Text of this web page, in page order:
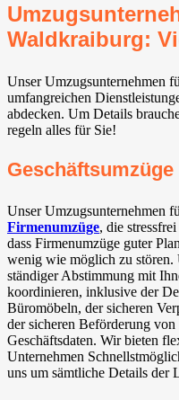
Waldkraiburg:
Unser Umzugsunternehmen
umfangreichen
abdecken. Um Details
regeln alles für Sie!
Geschäftsumzüge
Unser Umzugsunternehmen
Firmenumzüge, die
dass Firmenumzüge guter
wenig wie möglich zu stören.
ständiger Abstimmung mit
koordinieren, inklusive der
Büromöbeln, der sicheren
der sicheren Beförderung
Geschäftsdaten. Wir bieten
Unternehmen
uns um sämtliche Details der